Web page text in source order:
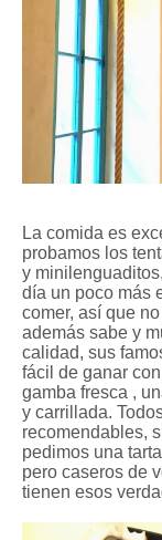
La comida es
probamos los
y
día un poco más
comer, así que
además sabe y
calidad, sus
fácil de ganar
gamba fresca ,
y carrillada.
recomendables,
pedimos una
pero caseros de
tienen esos